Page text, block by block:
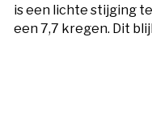
is een lichte stijging
een 7,7 kregen. Dit